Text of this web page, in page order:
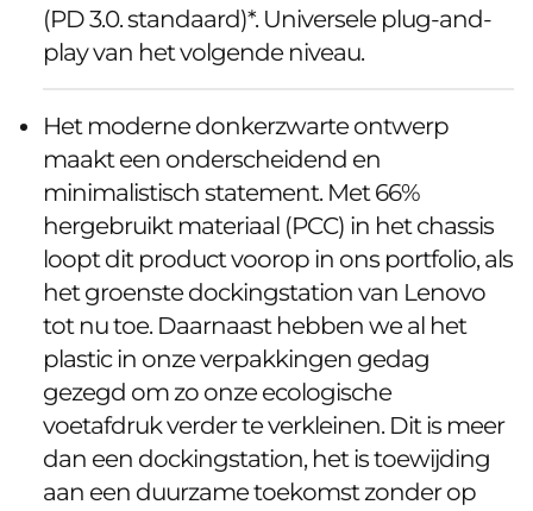
(PD 3.0. standaard)*. Universele plug-and-
play van het volgende niveau.
Het moderne donkerzwarte ontwerp
maakt een onderscheidend en
minimalistisch statement. Met 66%
hergebruikt materiaal (PCC) in het chassis
loopt dit product voorop in ons portfolio, als
het groenste dockingstation van Lenovo
tot nu toe. Daarnaast hebben we al het
plastic in onze verpakkingen gedag
gezegd om zo onze ecologische
voetafdruk verder te verkleinen. Dit is meer
dan een dockingstation, het is toewijding
aan een duurzame toekomst zonder op